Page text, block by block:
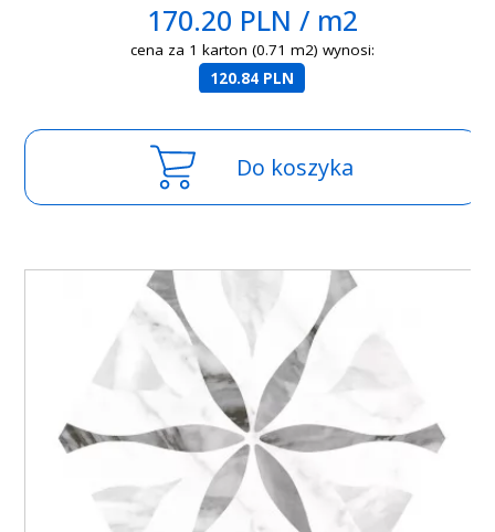
170.20 PLN / m2
cena za 1 karton (0.71 m2) wynosi:
120.84 PLN
Do koszyka